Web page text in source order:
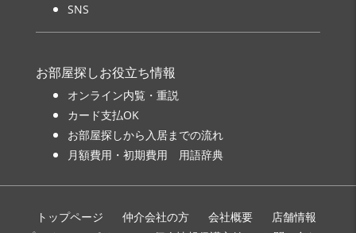
SNS
お部屋探しお役立ち情報
オンライン内覧・重説
カード支払OK
お部屋探しから入居までの流れ
月額費用・初期費用 用語辞典
トップページ 仲介会社の方 会社概要
店舗情報